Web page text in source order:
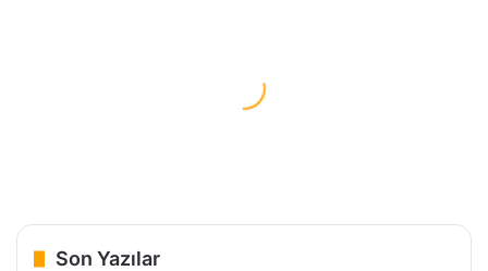
Son Yazılar